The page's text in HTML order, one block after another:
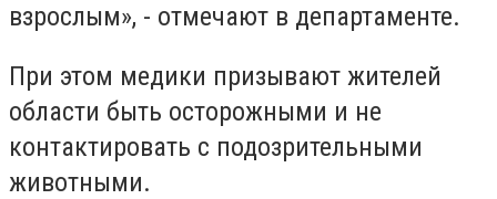
взрослым», - отмечают в департаменте.
При этом медики призывают жителей
области быть осторожными и не
контактировать с подозрительными
животными.